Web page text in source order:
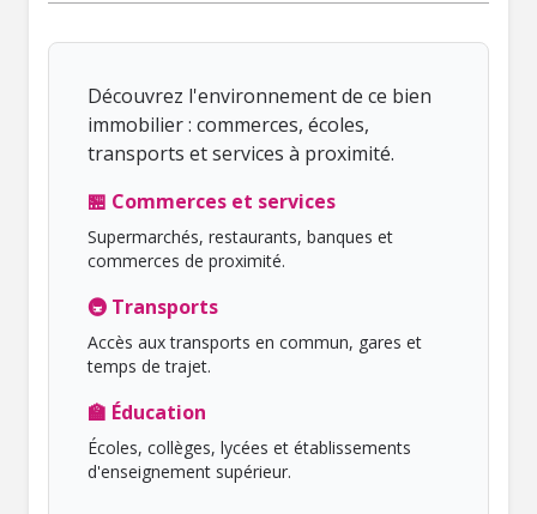
Découvrez l'environnement de ce bien
immobilier : commerces, écoles,
transports et services à proximité.
🏪 Commerces et services
Supermarchés, restaurants, banques et
commerces de proximité.
🚇 Transports
Accès aux transports en commun, gares et
temps de trajet.
🏫 Éducation
Écoles, collèges, lycées et établissements
d'enseignement supérieur.